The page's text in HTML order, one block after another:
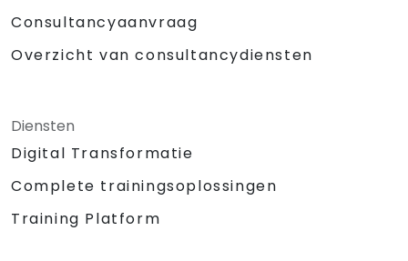
Consultancyaanvraag
Overzicht van consultancydiensten
Diensten
Digital Transformatie
Complete trainingsoplossingen
Training Platform